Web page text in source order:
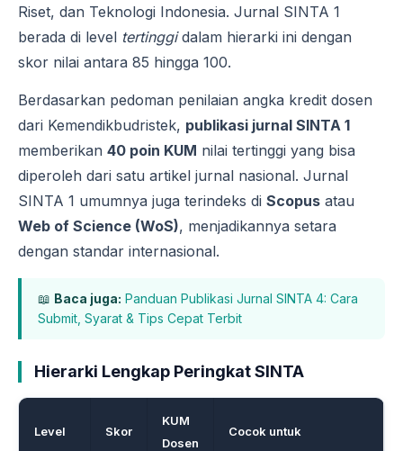
Riset, dan Teknologi Indonesia. Jurnal SINTA 1
berada di level tertinggidalam hierarki ini dengan
skor nilai antara 85 hingga 100.
Berdasarkan pedoman penilaian angka kredit dosen
dari Kemendikbudristek, publikasi jurnal SINTA 1
memberikan 40 poin KUM nilai tertinggi yang bisa
diperoleh dari satu artikel jurnal nasional. Jurnal
SINTA 1 umumnya juga terindeks di Scopus atau
Web of Science (WoS), menjadikannya setara
dengan standar internasional.
📖 Baca juga: Panduan Publikasi Jurnal SINTA 4: Cara
Submit, Syarat & Tips Cepat Terbit
Hierarki Lengkap Peringkat SINTA
Level Skor
KUM
Dosen
Cocok untuk